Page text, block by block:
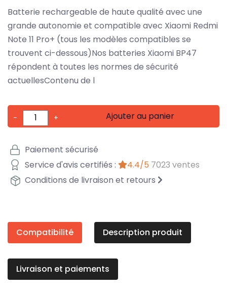
Batterie rechargeable de haute qualité avec une
grande autonomie et compatible avec Xiaomi Redmi
Note 11 Pro+ (tous les modèles compatibles se
trouvent ci-dessous)Nos batteries Xiaomi BP47
répondent à toutes les normes de sécurité
actuellesContenu de l
- + Ajouter au panier
Paiement sécurisé
Service d'avis certifiés :
4.4/5 7023 ventes
Conditions de livraison et retours
Compatibilité Description produit
Livraison et paiements